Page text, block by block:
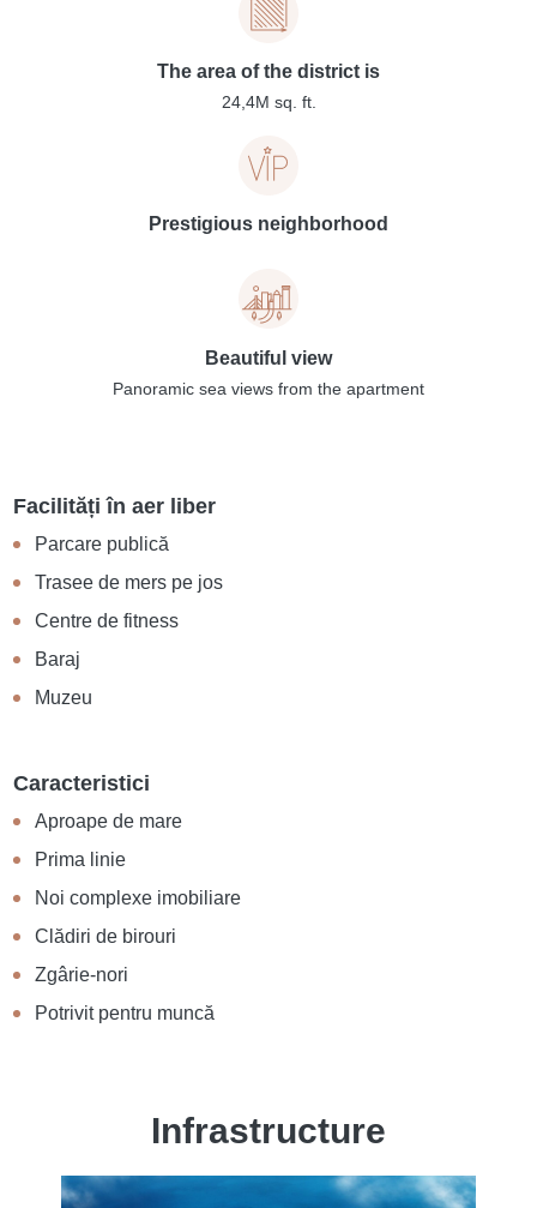
The area of the district is
24,4M sq. ft.
Prestigious neighborhood
Beautiful view
Panoramic sea views from the apartment
Facilități în aer liber
Parcare publică
Trasee de mers pe jos
Centre de fitness
Baraj
Muzeu
Caracteristici
Aproape de mare
Prima linie
Noi complexe imobiliare
Clădiri de birouri
Zgârie-nori
Potrivit pentru muncă
Infrastructure